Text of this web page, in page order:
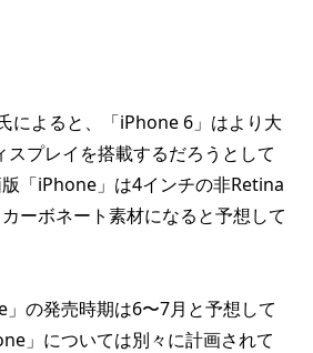
によると、「iPhone 6」はより大
スプレイを搭載するだろうとして
「iPhone」は4インチの非Retina
ーボネート素材になると予想して
の発売時期は6〜7月と予想して
」については別々に計画されて